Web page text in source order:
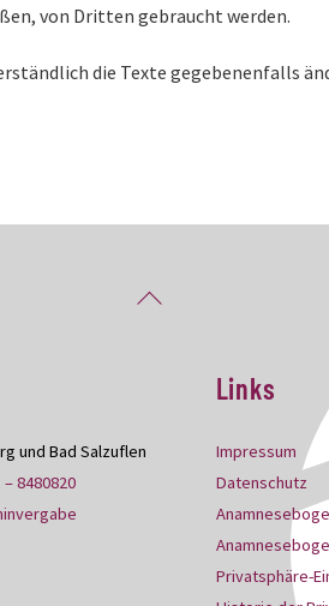
von Dritten gebraucht werden.
die Texte gegebenenfalls
Back
und Bad Salzuflen
8480820
Links
Impressum
Datenschutz
Privatsphäre-